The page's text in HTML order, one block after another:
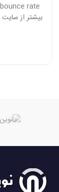
بیشتر از